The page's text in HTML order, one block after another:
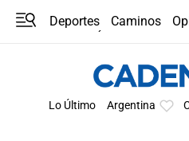
Deportes Caminos
Lo Último Argentina